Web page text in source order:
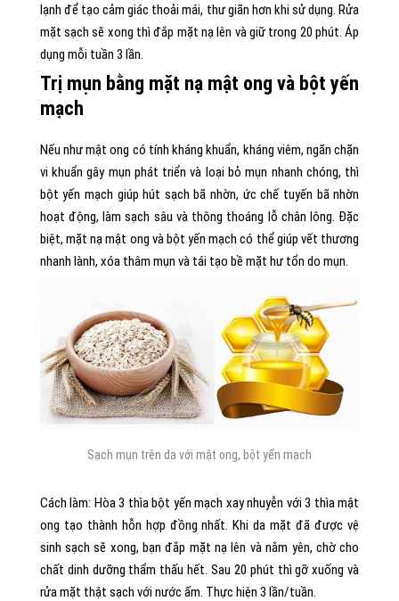
lạnh để tạo cảm giác thoải mái, thư giãn hơn khi sử dụng. Rửa
mặt sạch sẽ xong thì đắp mặt nạ lên và giữ trong 20 phút. Áp
dụng mỗi tuần 3 lần.
Trị mụn bằng mặt nạ mật ong và bột yến
mạch
Nếu như mật ong có tính kháng khuẩn, kháng viêm, ngăn chặn
vi khuẩn gây mụn phát triển và loại bỏ mụn nhanh chóng, thì
bột yến mạch giúp hút sạch bã nhờn, ức chế tuyến bã nhờn
hoạt động, làm sạch sâu và thông thoáng lỗ chân lông. Đặc
biệt, mặt nạ mật ong và bột yến mạch có thể giúp vết thương
nhanh lành, xóa thâm mụn và tái tạo bề mặt hư tổn do mụn.
Sạch mụn trên da với mật ong, bột yến mạch
Cách làm: Hòa 3 thìa bột yến mạch xay nhuyễn với 3 thìa mật
ong tạo thành hỗn hợp đồng nhất. Khi da mặt đã được vệ
sinh sạch sẽ xong, bạn đắp mặt nạ lên và nằm yên, chờ cho
chất dinh dưỡng thẩm thấu hết. Sau 20 phút thì gỡ xuống và
rửa mặt thật sạch với nước ấm. Thực hiện 3 lần/tuần.